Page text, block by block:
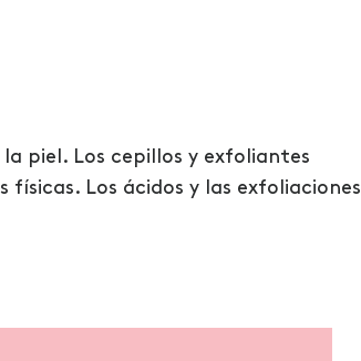
piel. Los cepillos y exfoliantes
Los ácidos y las exfoliaciones